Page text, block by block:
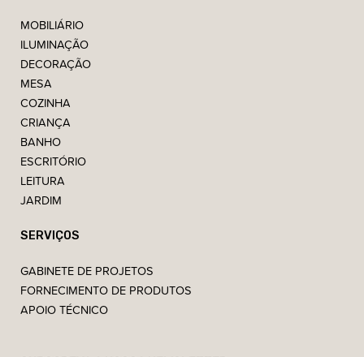
MOBILIÁRIO
ILUMINAÇÃO
DECORAÇÃO
MESA
COZINHA
CRIANÇA
BANHO
ESCRITÓRIO
LEITURA
JARDIM
SERVIÇOS
GABINETE DE PROJETOS
FORNECIMENTO DE PRODUTOS
APOIO TÉCNICO